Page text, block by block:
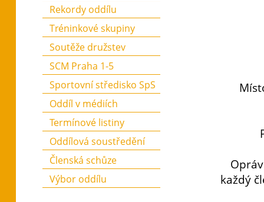
každý
Rekordy oddílu
Tréninkové skupiny
Soutěže družstev
SCM Praha 1-5
Sportovní středisko SpS
Oddíl v médiích
Termínové listiny
Oddílová soustředění
Členská schůze
Výbor oddílu